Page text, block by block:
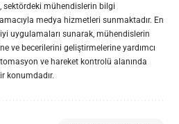
sektördeki mühendislerin bilgi
medya hizmetleri sunmaktadır. En
uygulamaları sunarak, mühendislerin
ve becerilerini geliştirmelerine yardımcı
ve hareket kontrolü alanında
konumdadır.